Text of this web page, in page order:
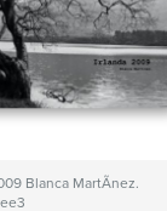
Blanca MartÃ­nez.